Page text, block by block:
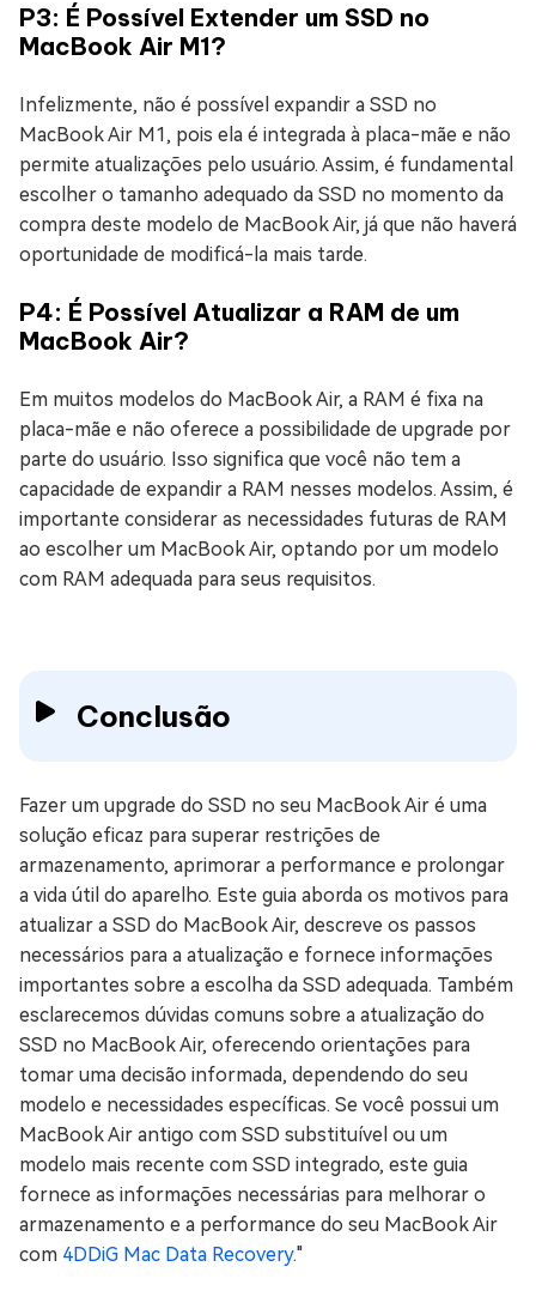
P3: É Possível Extender um SSD no
MacBook Air M1?
Infelizmente, não é possível expandir a SSD no
MacBook Air M1, pois ela é integrada à placa-mãe e não
permite atualizações pelo usuário. Assim, é fundamental
escolher o tamanho adequado da SSD no momento da
compra deste modelo de MacBook Air, já que não haverá
oportunidade de modificá-la mais tarde.
P4: É Possível Atualizar a RAM de um
MacBook Air?
Em muitos modelos do MacBook Air, a RAM é fixa na
placa-mãe e não oferece a possibilidade de upgrade por
parte do usuário. Isso significa que você não tem a
capacidade de expandir a RAM nesses modelos. Assim, é
importante considerar as necessidades futuras de RAM
ao escolher um MacBook Air, optando por um modelo
com RAM adequada para seus requisitos.
Conclusão
Fazer um upgrade do SSD no seu MacBook Air é uma
solução eficaz para superar restrições de
armazenamento, aprimorar a performance e prolongar
a vida útil do aparelho. Este guia aborda os motivos para
atualizar a SSD do MacBook Air, descreve os passos
necessários para a atualização e fornece informações
importantes sobre a escolha da SSD adequada. Também
esclarecemos dúvidas comuns sobre a atualização do
SSD no MacBook Air, oferecendo orientações para
tomar uma decisão informada, dependendo do seu
modelo e necessidades específicas. Se você possui um
MacBook Air antigo com SSD substituível ou um
modelo mais recente com SSD integrado, este guia
fornece as informações necessárias para melhorar o
armazenamento e a performance do seu MacBook Air
com 4DDiG Mac Data Recovery."